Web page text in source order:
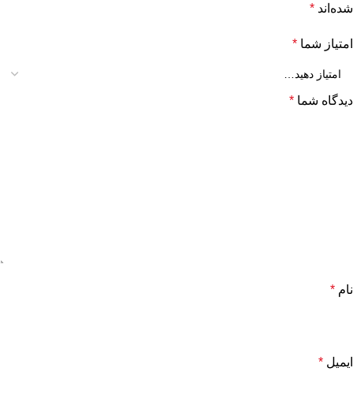
شده‌اند *
امتیاز شما *
دیدگاه شما *
نام *
ایمیل *